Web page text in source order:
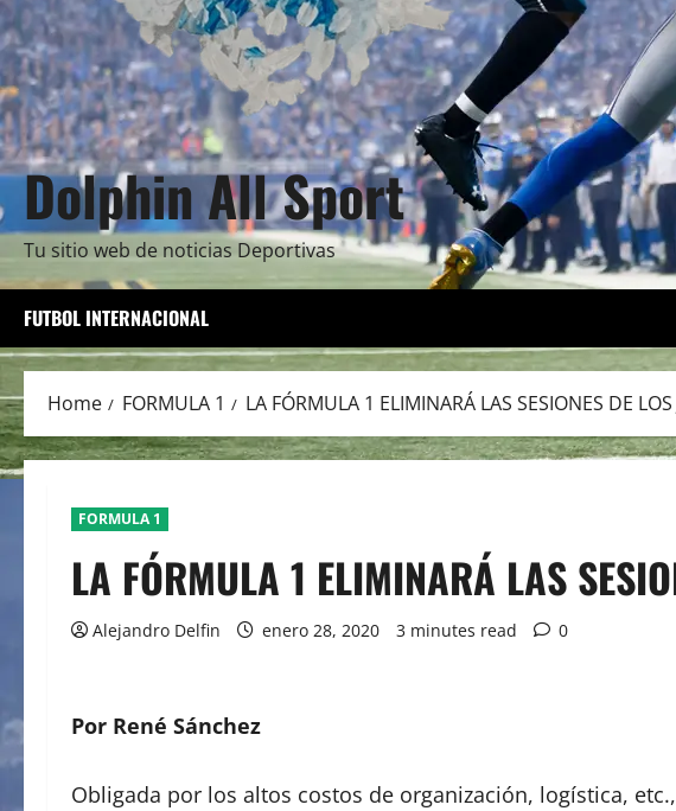
Dolphin All Sport
Tu sitio web de noticias Deportivas
FUTBOL INTERNACIONAL
Home FORMULA 1 LA FÓRMULA 1 ELIMINARÁ LAS SESIONES DE
FORMULA 1
LA FÓRMULA 1 ELIMINARÁ LAS
Alejandro Delfin enero 28, 2020 3 minutes read 0
Por René Sánchez
Obligada por los altos costos de organización, logística,